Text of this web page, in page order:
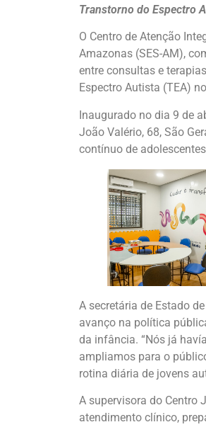
Transtorno do Espectro
O Centro de Atenção
Amazonas (SES-AM),
entre consultas e
Espectro Autista (TEA)
Inaugurado no dia 9 de
João Valério, 68, São
contínuo de
A secretária de Estado
avanço na política
da infância. “Nós já
ampliamos para o
rotina diária de jovens
A supervisora do Centro
atendimento clínico,